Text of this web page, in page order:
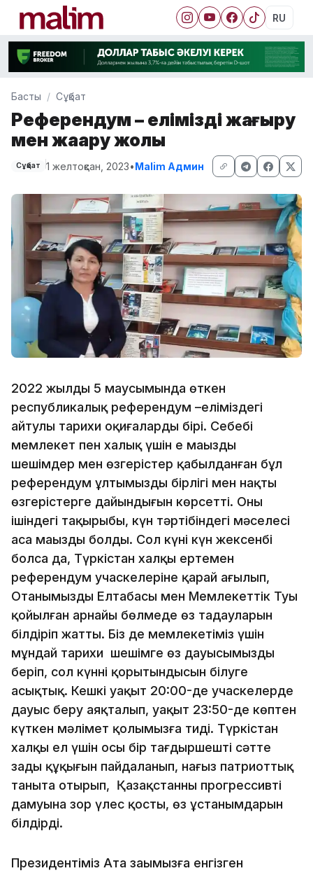
RU
Басты Сұқбат
Референдум – еліміздің жаңғыру
мен жаңару жолы
Сұқбат 1 желтоқсан, 2023•Malim Админ
2022 жылдың 5 маусымында өткен
республикалық референдум –еліміздегі
айтулы тарихи оқиғалардың бірі. Себебі
мемлекет пен халық үшін ең маңызды
шешімдер мен өзгерістер қабылданған бұл
референдум ұлтымыздың бірлігі мен нақты
өзгерістерге дайындығын көрсетті. Оның
ішіндегі тақырыбы, күн тәртібіндегі мәселесі
аса маңызды болды. Сол күні күн жексенбі
болса да, Түркістан халқы ертемен
референдум учаскелеріне қарай ағылып,
Отанымыздың Елтаңбасы мен Мемлекеттік Туы
қойылған арнайы бөлмеде өз таңдауларын
білдіріп жатты. Біз де мемлекетіміз үшін
мұндай тарихи шешімге өз дауысымызды
беріп, сол күннің қорытындысын білуге
асықтық. Кешкі уақыт 20:00-де учаскелерде
дауыс беру аяқталып, уақыт 23:50-де көптен
күткен мәлімет қолымызға тиді. Түркістан
халқы ел үшін осы бір тағдыршешті сәтте
заңды құқығын пайдаланып, нағыз патриоттық
таныта отырып, Қазақстанның прогрессивті
дамуына зор үлес қосты, өз ұстанымдарын
білдірді.
Президентіміз Ата заңымызға енгізген